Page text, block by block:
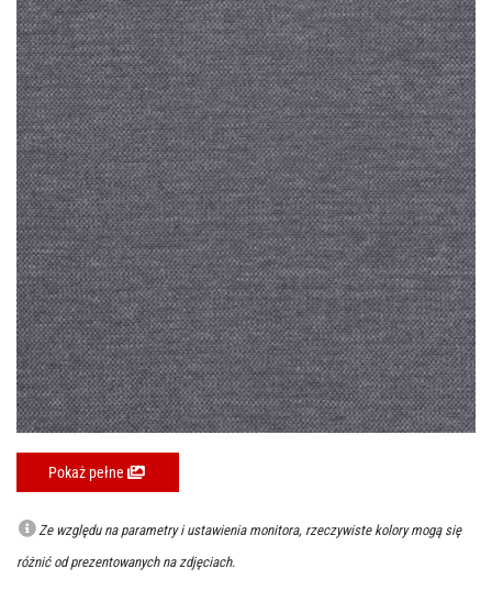
Pokaż pełne
Ze względu na parametry i ustawienia monitora, rzeczywiste kolory mogą się
różnić od prezentowanych na zdjęciach.